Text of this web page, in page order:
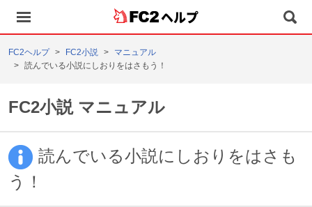
ヘルプ
FC2ヘルプ FC2小説
マニュアル
読んでいる小説にしおりをはさもう！
FC2小説 マニュアル
読んでいる小説にしおりをはさも
う！